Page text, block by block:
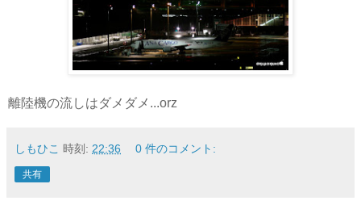
離陸機の流しはダメダメ...orz
しもひこ 時刻: 22:36 0 件のコメント:
共有